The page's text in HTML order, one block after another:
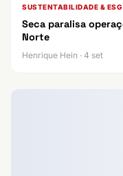
SUSTENTABILIDADE & ESG
Seca paralisa
Norte
Henrique Hein · 4 set